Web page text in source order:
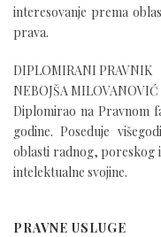
interesovanje prema
prava.
DIPLOMIRANI PRAVNIK
NEBOJŠA MILOVANOVIĆ
Diplomirao na Pravnom
godine. Poseduje
oblasti radnog, poreskog
intelektualne svojine.
PRAVNE USLUGE